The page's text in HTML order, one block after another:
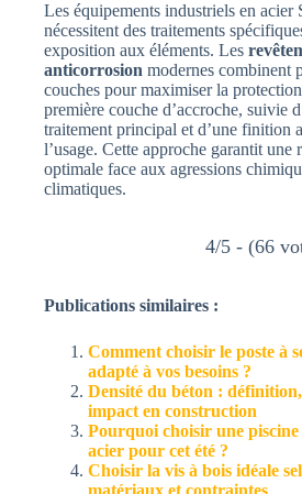
Les équipements industriels en acier
nécessitent des traitements
exposition aux éléments. Les
anticorrosion modernes combinent
couches pour maximiser la
première couche d’accroche, suivie
traitement principal et d’une finition
l’usage. Cette approche garantit une
optimale face aux agressions
climatiques.
4/5 - (66
Publications similaires :
Comment choisir le poste à
adapté à vos besoins ?
Densité du béton :
impact en construction
Pourquoi choisir une piscine
acier pour cet été ?
Choisir la vis à bois idéale
matériaux et contraintes